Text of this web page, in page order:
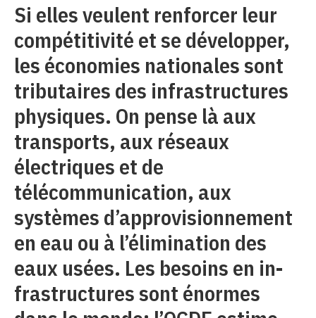
Si elles veulent renforcer leur
compétitivité et se développer,
les économies nationales sont
tributaires des infrastructures
physiques. On pense là aux
transports, aux réseaux
électriques et de
télécommunication, aux
systèmes d’approvisionnement
en eau ou à l’élimination des
eaux usées. Les besoins en in-
frastructures sont énormes